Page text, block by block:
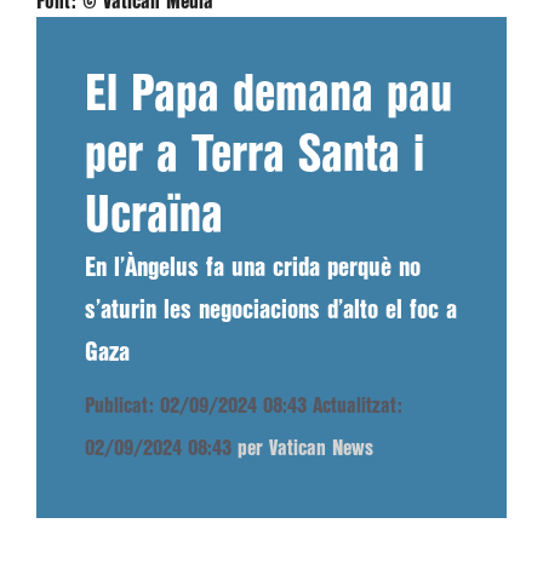
El Papa demana pau
per a Terra Santa i
Ucraïna
En l’Àngelus fa una crida perquè no
s’aturin les negociacions d’alto el foc a
Gaza
Publicat: 02/09/2024 08:43 Actualitzat:
02/09/2024 08:43 per Vatican News